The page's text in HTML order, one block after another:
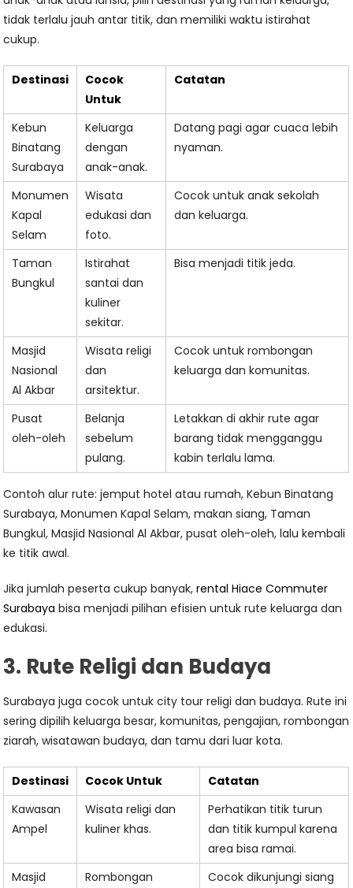
tidak terlalu jauh antar titik, dan memiliki waktu istirahat
cukup.
Destinasi
Cocok
Untuk
Catatan
Kebun
Binatang
Surabaya
Keluarga
dengan
anak-anak.
Datang pagi agar cuaca lebih
nyaman.
Monumen
Kapal
Selam
Wisata
edukasi dan
foto.
Cocok untuk anak sekolah
dan keluarga.
Taman
Bungkul
Istirahat
santai dan
kuliner
sekitar.
Bisa menjadi titik jeda.
Masjid
Nasional
Al Akbar
Wisata religi
dan
arsitektur.
Cocok untuk rombongan
keluarga dan komunitas.
Pusat
oleh-oleh
Belanja
sebelum
pulang.
Letakkan di akhir rute agar
barang tidak mengganggu
kabin terlalu lama.
Contoh alur rute: jemput hotel atau rumah, Kebun Binatang
Surabaya, Monumen Kapal Selam, makan siang, Taman
Bungkul, Masjid Nasional Al Akbar, pusat oleh-oleh, lalu kembali
ke titik awal.
Jika jumlah peserta cukup banyak,rental Hiace Commuter
Surabaya bisa menjadi pilihan efisien untuk rute keluarga dan
edukasi.
3. Rute Religi dan Budaya
Surabaya juga cocok untuk city tour religi dan budaya. Rute ini
sering dipilih keluarga besar, komunitas, pengajian, rombongan
ziarah, wisatawan budaya, dan tamu dari luar kota.
Destinasi Cocok Untuk
Catatan
Kawasan
Ampel
Wisata religi dan
kuliner khas.
Perhatikan titik turun
dan titik kumpul karena
area bisa ramai.
Masjid
Rombongan
Cocok dikunjungi siang